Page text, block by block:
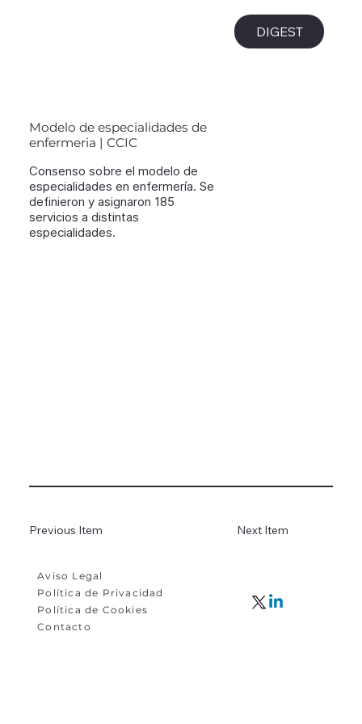
DIGEST
Modelo de especialidades de
enfermeria | CCIC
Consenso sobre el modelo de
especialidades en enfermería. Se
definieron y asignaron 185
servicios a distintas
especialidades.
Next Item
Previous Item
Aviso Legal
Política de Privacidad
Política de Cookies
Contacto